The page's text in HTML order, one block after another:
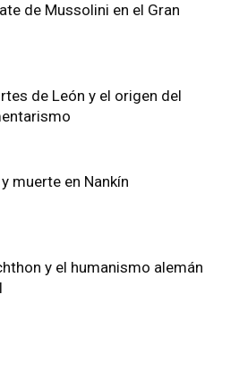
de Mussolini en el Gran
de León y el origen del
muerte en Nankín
y el humanismo alemán